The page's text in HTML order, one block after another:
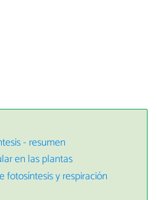
- resumen
en las plantas
fotosíntesis y respiración